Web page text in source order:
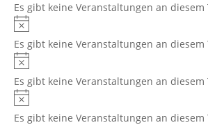
Es gibt keine Veranstaltungen an diesem
Es gibt keine Veranstaltungen an diesem
Es gibt keine Veranstaltungen an diesem
Es gibt keine Veranstaltungen an diesem